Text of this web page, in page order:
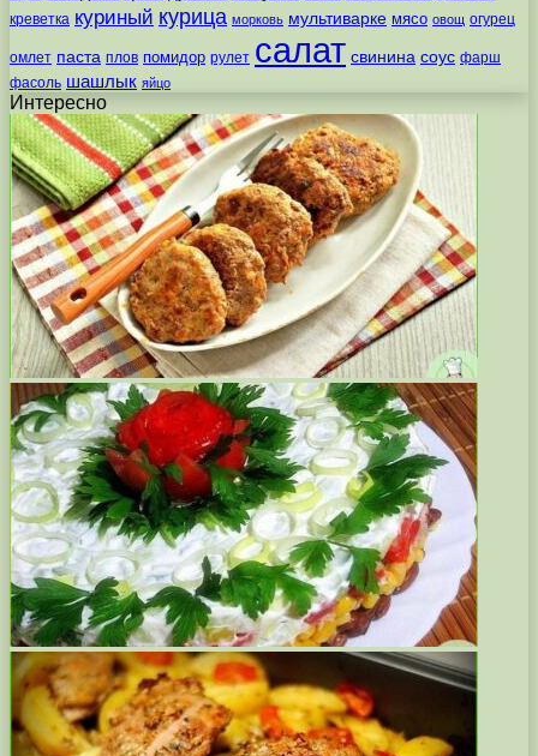
креветка куриный курица морковь мультиварке мясо овощ огурец
омлет паста плов помидор рулет салат свинина соус фарш
фасоль шашлык яйцо
Интересно